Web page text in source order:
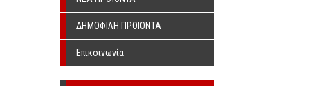
ΔΗΜΟΦΙΛΗ ΠΡΟΙΟΝΤΑ
Επικοινωνία